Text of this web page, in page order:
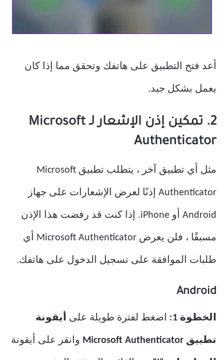
أعد فتح التطبيق على هاتفك وتحقق مما إذا كان
يعمل بشكل جيد.
2. تمكين إذن الإشعار لـ Microsoft
Authenticator
مثل أي تطبيق آخر ، يتطلب تطبيق Microsoft
Authenticator إذنًا لعرض الإشعارات على جهاز
Android أو iPhone. إذا كنت قد رفضت هذا الإذن
مسبقًا ، فلن يعرض Microsoft Authenticator أي
طلبات الموافقة على تسجيل الدخول على هاتفك.
Android
الخطوة 1: اضغط لفترة طويلة على أيقونة
تطبيق Microsoft Authenticator وانقر على أيقونة